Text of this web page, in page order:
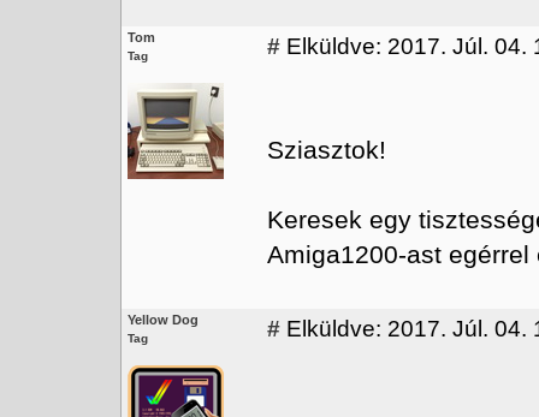
Tom
Tag # Elküldve: 2017. Júl. 04.
Sziasztok!
Keresek egy
Amiga1200-ast
Yellow Dog
Tag # Elküldve: 2017. Júl. 04.